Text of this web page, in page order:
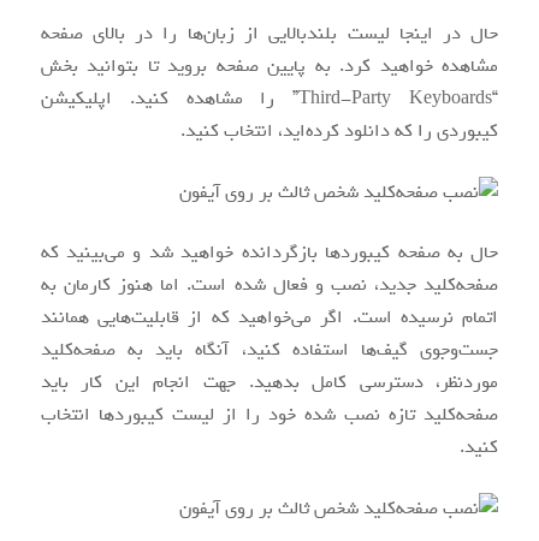
حال در اینجا لیست بلندبالایی از زبان‌ها را در بالای صفحه
مشاهده خواهید کرد. به پایین صفحه بروید تا بتوانید بخش
“Third-Party Keyboards” را مشاهده کنید. اپلیکیشن
کیبوردی را که دانلود کرده‌اید، انتخاب کنید.
حال به صفحه کیبوردها بازگردانده خواهید شد و می‌بینید که
صفحه‌کلید جدید، نصب و فعال شده است. اما هنوز کارمان به
اتمام نرسیده است. اگر می‌خواهید که از قابلیت‌هایی همانند
جست‌و‌جوی گیف‌ها استفاده کنید، آنگاه باید به صفحه‌کلید
موردنظر، دسترسی کامل بدهید. جهت انجام این کار باید
صفحه‌کلید تازه نصب شده خود را از لیست کیبوردها انتخاب
کنید.